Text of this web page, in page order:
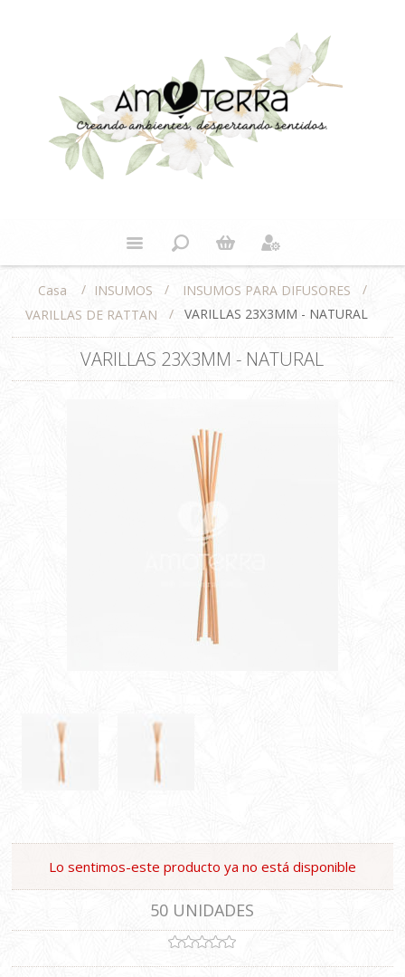
Casa / INSUMOS / INSUMOS PARA DIFUSORES
/
VARILLAS DE RATTAN
/ VARILLAS 23X3MM - NATURAL
VARILLAS 23X3MM - NATURAL
Lo sentimos-este producto ya no está disponible
50 UNIDADES